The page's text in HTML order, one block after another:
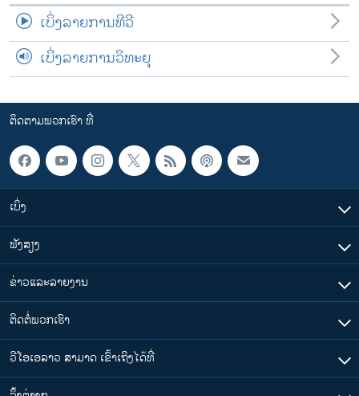
ເບິ່ງລາຍການທີວີ
ເບິ່ງລາຍການວິທະຍຸ
ຕິດຕາມພວກເຮົາ ທີ່
ເບິ່ງ
ຟັງສຽງ
ຂ່າວແລະລາຍງານ
ຕິດຕໍ່ພວກເຮົາ
ວີໂອເອລາວ ສາມາດ ເຂົ້າເຖິງໄດ້ທີ່